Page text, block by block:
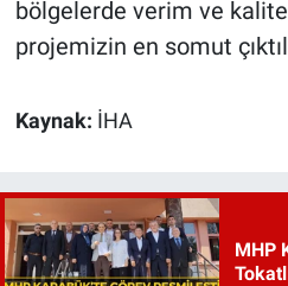
bölgelerde verim ve kalite
projemizin en somut
Kaynak: İHA
MHP